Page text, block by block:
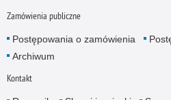
Zamówienia publiczne
Postępowania o zamówienia
Archiwum
Kontakt